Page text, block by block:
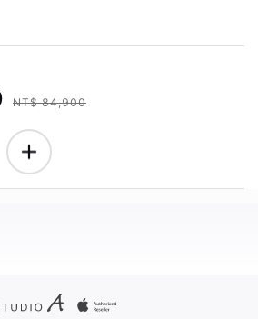
NT$ 84,900